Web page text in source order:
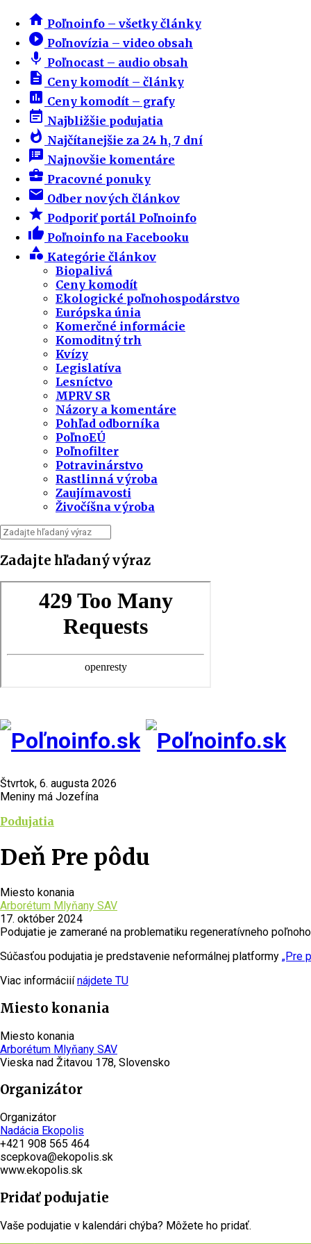
home Poľnoinfo – všetky články
play_circle_filled Poľnovízia – video obsah
mic Poľnocast – audio obsah
description Ceny komodít – články
insert_chart Ceny komodít – grafy
event_note Najbližšie podujatia
whatshot Najčítanejšie za 24 h, 7 dní
speaker_notes Najnovšie komentáre
business_center Pracovné ponuky
email Odber nových článkov
star Podporiť portál Poľnoinfo
thumb_up Poľnoinfo na Facebooku
category Kategórie článkov
Biopalivá
Ceny komodít
Ekologické poľnohospodárstvo
Európska únia
Komerčné informácie
Komoditný trh
Kvízy
Legislatíva
Lesníctvo
MPRV SR
Názory a komentáre
Pohľad odborníka
PoľnoEÚ
Poľnofilter
Potravinárstvo
Rastlinná výroba
Zaujímavosti
Živočíšna výroba
Zadajte hľadaný výraz
Štvrtok, 6. augusta 2026
Meniny má Jozefína
Podujatia
Deň Pre pôdu
Miesto konania
Arborétum Mlyňany SAV
17. október 2024
Podujatie je zamerané na problematiku regeneratívneho
Súčasťou podujatia je predstavenie neformálnej platformy „Pre
Viac informáciiínájdete TU
Miesto konania
Miesto konania
Arborétum Mlyňany SAV
Vieska nad Žitavou 178, Slovensko
Organizátor
Organizátor
Nadácia Ekopolis
+421 908 565 464
scepkova@ekopolis.sk
www.ekopolis.sk
Pridať podujatie
Vaše podujatie v kalendári chýba? Môžete ho pridať.